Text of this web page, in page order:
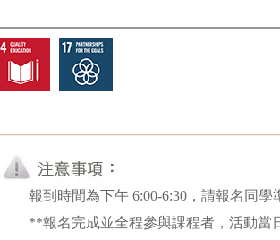
報到時間為下午 6:00-6:30，請報名同學
**報名完成並全程參與課程者，活動當